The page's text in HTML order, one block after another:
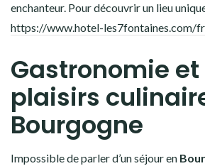
enchanteur. Pour découvrir un lieu
https://www.hotel-les7fontaines.com/
Gastronomie et
plaisirs
Bourgogne
Impossible de parler d’un séjour en